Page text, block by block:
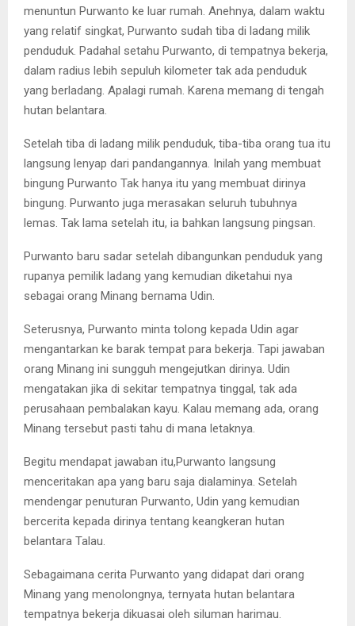
menuntun Purwanto ke luar rumah. Anehnya, dalam waktu
yang relatif singkat, Purwanto sudah tiba di ladang milik
penduduk. Padahal setahu Purwanto, di tempatnya bekerja,
dalam radius lebih sepuluh kilometer tak ada penduduk
yang berladang. Apalagi rumah. Karena memang di tengah
hutan belantara.
Setelah tiba di ladang milik penduduk, tiba-tiba orang tua itu
langsung lenyap dari pandangannya. Inilah yang membuat
bingung Purwanto Tak hanya itu yang membuat dirinya
bingung. Purwanto juga merasakan seluruh tubuhnya
lemas. Tak lama setelah itu, ia bahkan langsung pingsan.
Purwanto baru sadar setelah dibangunkan penduduk yang
rupanya pemilik ladang yang kemudian diketahui nya
sebagai orang Minang bernama Udin.
Seterusnya, Purwanto minta tolong kepada Udin agar
mengantarkan ke barak tempat para bekerja. Tapi jawaban
orang Minang ini sungguh mengejutkan dirinya. Udin
mengatakan jika di sekitar tempatnya tinggal, tak ada
perusahaan pembalakan kayu. Kalau memang ada, orang
Minang tersebut pasti tahu di mana letaknya.
Begitu mendapat jawaban itu,Purwanto langsung
menceritakan apa yang baru saja dialaminya. Setelah
mendengar penuturan Purwanto, Udin yang kemudian
bercerita kepada dirinya tentang keangkeran hutan
belantara Talau.
Sebagaimana cerita Purwanto yang didapat dari orang
Minang yang menolongnya, ternyata hutan belantara
tempatnya bekerja dikuasai oleh siluman harimau.